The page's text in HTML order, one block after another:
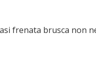
frenata brusca non